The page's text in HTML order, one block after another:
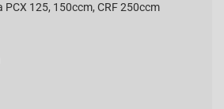
125, 150ccm, CRF 250ccm